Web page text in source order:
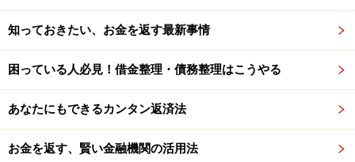
者…、等々がこれに当たります。
ンやクレジットが利用できなくなる」
一生ではなく、概ね5～7年間という期間です。但し、破
生利用できないと考えていたほうが良いでしょう。
知っておきたい、お金を返す最新事情
困っている人必見！借金整理・債務整理はこうやる
あなたにもできるカンタン返済法
お金を返す、賢い金融機関の活用法